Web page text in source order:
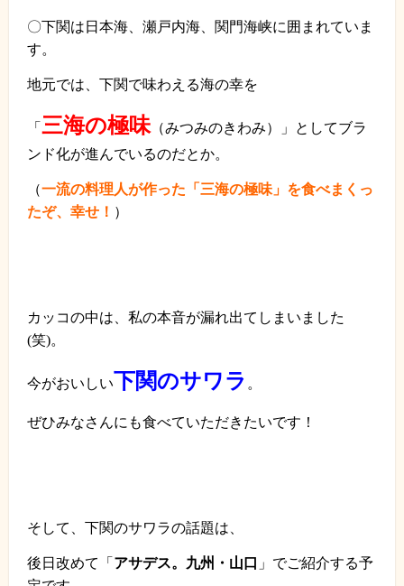
〇下関は日本海、瀬戸内海、関門海峡に囲まれていま
す。
地元では、下関で味わえる海の幸を
「 三海の極味（みつみのきわみ）」としてブラ
ンド化が進んでいるのだとか。
（一流の料理人が作った「三海の極味」を食べまくっ
たぞ、幸せ！ ）
カッコの中は、私の本音が漏れ出てしまいました
(笑)。
今がおいしい下関のサワラ 。
ぜひみなさんにも食べていただきたいです！
そして、下関のサワラの話題は、
後日改めて「 アサデス。九州・山口 」でご紹介する予